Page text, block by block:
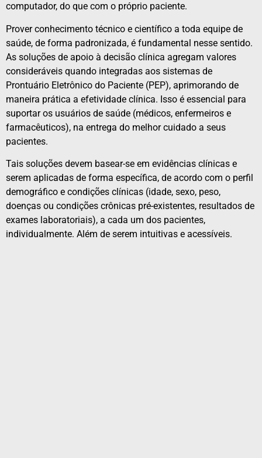
computador, do que com o próprio paciente.
Prover conhecimento técnico e científico a toda equipe de
saúde, de forma padronizada, é fundamental nesse sentido.
As soluções de apoio à decisão clínica agregam valores
consideráveis quando integradas aos sistemas de
Prontuário Eletrônico do Paciente (PEP), aprimorando de
maneira prática a efetividade clínica. Isso é essencial para
suportar os usuários de saúde (médicos, enfermeiros e
farmacêuticos), na entrega do melhor cuidado a seus
pacientes.
Tais soluções devem basear-se em evidências clínicas e
serem aplicadas de forma específica, de acordo com o perfil
demográfico e condições clínicas (idade, sexo, peso,
doenças ou condições crônicas pré-existentes, resultados de
exames laboratoriais), a cada um dos pacientes,
individualmente. Além de serem intuitivas e acessíveis.